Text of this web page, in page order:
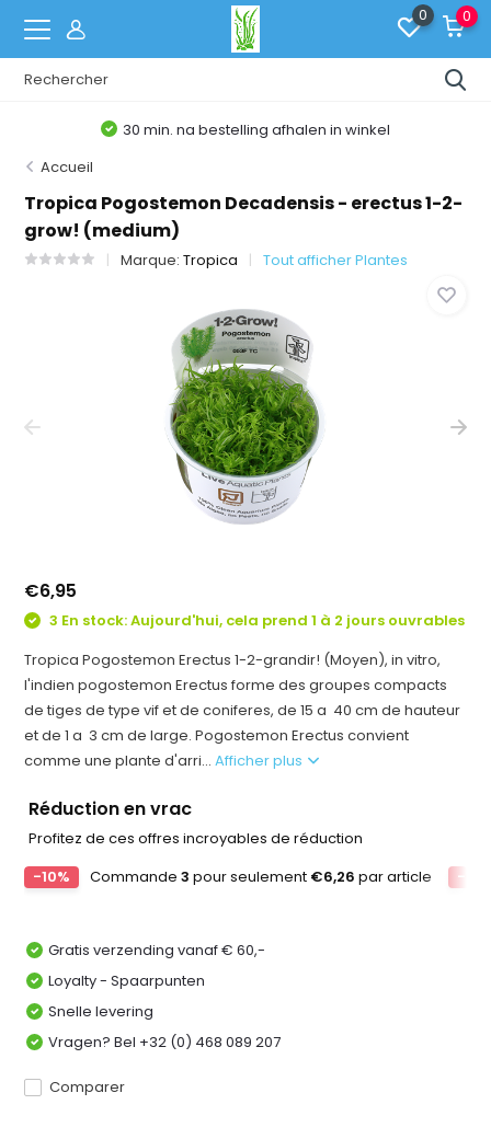
0 0
30 min. na bestelling afhalen in winkel
Accueil
Tropica Pogostemon Decadensis - erectus 1-2-
grow! (medium)
Marque:Tropica Tout afficher Plantes
€6,95
3 En stock: Aujourd'hui, cela prend 1 à 2 jours ouvrables
Tropica Pogostemon Erectus 1-2-grandir! (Moyen), in vitro,
l'indien pogostemon Erectus forme des groupes compacts
de tiges de type vif et de coniferes, de 15 a 40 cm de hauteur
et de 1 a 3 cm de large. Pogostemon Erectus convient
comme une plante d'arri...Afficher plus
Réduction en vrac
Profitez de ces offres incroyables de réduction
-10%
Commande3 pour seulement €6,26 par article -
Gratis verzending vanaf € 60,-
Loyalty - Spaarpunten
Snelle levering
Vragen? Bel +32 (0) 468 089 207
Comparer